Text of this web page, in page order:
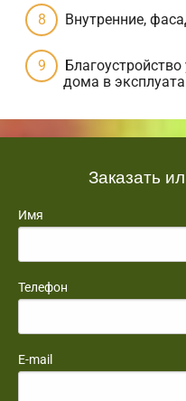
Внутренние,
дома в
Заказать
Имя
Телефон
E-mail